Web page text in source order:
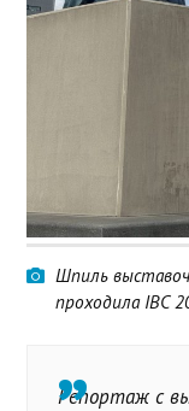
Шпиль
проходила
Репортаж с